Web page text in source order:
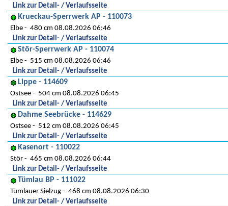
Link zur Detail- / Verlaufsseite
Krueckau-Sperrwerk AP - 110073
Elbe
480 cm 08.08.2026 06:46
Link zur Detail- / Verlaufsseite
Stör-Sperrwerk AP - 110074
Elbe
515 cm 08.08.2026 06:46
Link zur Detail- / Verlaufsseite
Lippe - 114609
Ostsee
504 cm 08.08.2026 06:45
Link zur Detail- / Verlaufsseite
Dahme Seebrücke - 114629
Ostsee
512 cm 08.08.2026 06:45
Link zur Detail- / Verlaufsseite
Kasenort - 110022
Stör
465 cm 08.08.2026 06:44
Link zur Detail- / Verlaufsseite
Tümlau BP - 111022
Tümlauer Sielzug
468 cm 08.08.2026 06:30
Link zur Detail- / Verlaufsseite